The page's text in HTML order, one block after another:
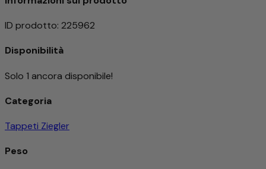
ID prodotto: 225962
Disponibilità
Solo 1 ancora disponibile!
Categoria
Tappeti Ziegler
Peso